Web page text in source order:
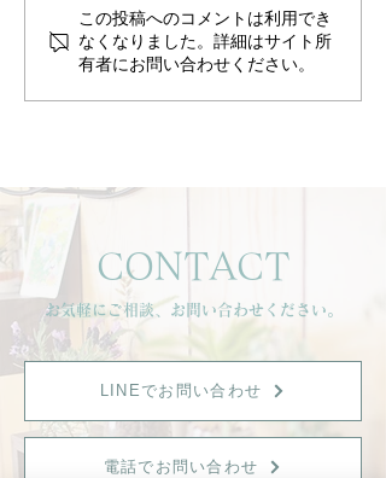
【🌿季節の変わり目にお
すすめ＊アロマで免疫ケ
この投稿へのコメントは利用でき
なくなりました。詳細はサイト所
有者にお問い合わせください。
CONTACT
お気軽にご相談、お問い合わせください。
LINEでお問い合わせ
電話でお問い合わせ